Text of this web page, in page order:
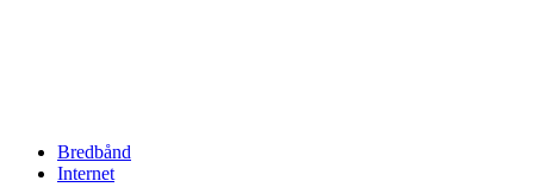
Bredbånd
Internet